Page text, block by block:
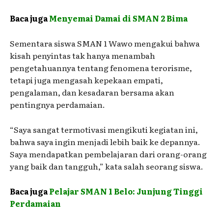
Baca jugaMenyemai Damai di SMAN 2 Bima
Sementara siswa SMAN 1 Wawo mengakui bahwa
kisah penyintas tak hanya menambah
pengetahuannya tentang fenomena terorisme,
tetapi juga mengasah kepekaan empati,
pengalaman, dan kesadaran bersama akan
pentingnya perdamaian.
“Saya sangat termotivasi mengikuti kegiatan ini,
bahwa saya ingin menjadi lebih baik ke depannya.
Saya mendapatkan pembelajaran dari orang-orang
yang baik dan tangguh,” kata salah seorang siswa.
Baca jugaPelajar SMAN 1 Belo: Junjung Tinggi
Perdamaian